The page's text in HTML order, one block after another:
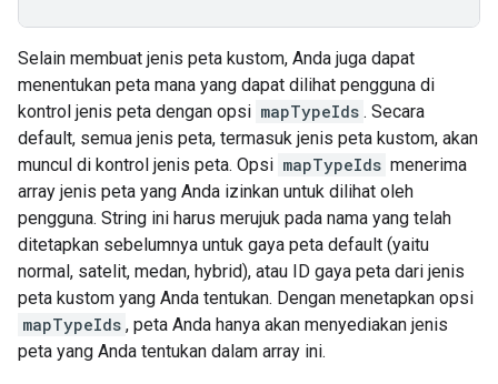
Selain membuat jenis peta kustom, Anda juga dapat
menentukan peta mana yang dapat dilihat pengguna di
kontrol jenis peta dengan opsi mapTypeIds . Secara
default, semua jenis peta, termasuk jenis peta kustom, akan
muncul di kontrol jenis peta. Opsi mapTypeIds menerima
array jenis peta yang Anda izinkan untuk dilihat oleh
pengguna. String ini harus merujuk pada nama yang telah
ditetapkan sebelumnya untuk gaya peta default (yaitu
normal, satelit, medan, hybrid), atau ID gaya peta dari jenis
peta kustom yang Anda tentukan. Dengan menetapkan opsi
mapTypeIds , peta Anda hanya akan menyediakan jenis
peta yang Anda tentukan dalam array ini.